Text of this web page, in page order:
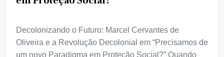
Decolonizando o Futuro: Marcel Cervantes de
Oliveira e a Revolução Decolonial em “Precisamos de
um novo Paradigma em Proteção Social?” Quando